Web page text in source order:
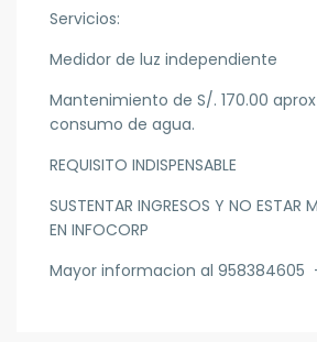
Servicios:
Medidor de luz independiente
Mantenimiento de S/. 170.00
consumo de agua.
REQUISITO INDISPENSABLE
SUSTENTAR INGRESOS Y NO ESTAR
EN INFOCORP
Mayor informacion al 958384605